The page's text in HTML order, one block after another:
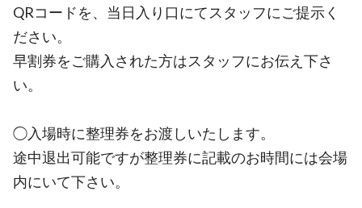
QRコードを、当日入り口にてスタッフにご提示く
ださい。
早割券をご購入された方はスタッフにお伝え下さ
い。
◯入場時に整理券をお渡しいたします。
途中退出可能ですが整理券に記載のお時間には会場
内にいて下さい。